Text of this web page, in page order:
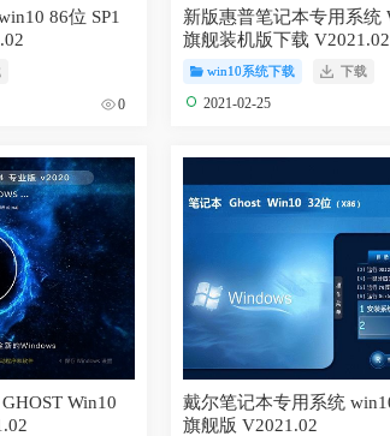
86位 SP1
0
新版惠普笔记本专用系统 Win10 X86位
旗舰装机版下载 V2021.02
win10系统下载 下载
2021-02-25
Win10
戴尔笔记本专用系统 win10 x32 电脑城
旗舰版 V2021.02